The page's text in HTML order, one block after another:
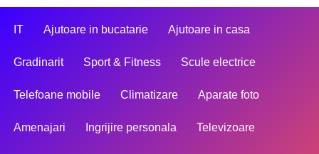
IT Ajutoare in bucatarie Ajutoare in casa
Gradinarit Sport & Fitness Scule electrice
Telefoane mobile Climatizare Aparate foto
Amenajari Ingrijire personala Televizoare